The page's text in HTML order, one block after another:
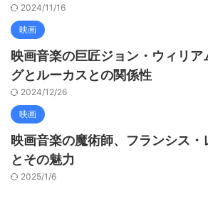
2024/11/16
映画
映画音楽の巨匠ジョン・ウィリ
グとルーカスとの関係性
2024/12/26
映画
映画音楽の魔術師、フランシス
とその魅力
2025/1/6